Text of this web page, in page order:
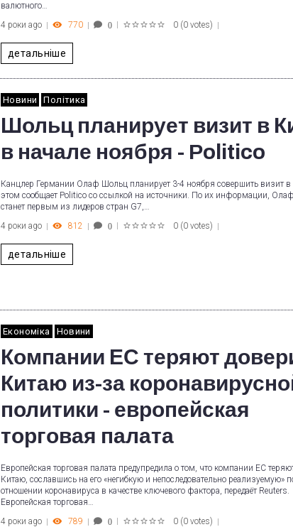
валютного…
4 роки ago
770 0 0 (0 votes)
детальніше
Новини Політика
Шольц планирует визит в
в начале ноября - Politico
Канцлер Германии Олаф Шольц планирует 3-4 ноября совершить визит
этом сообщает Politico со ссылкой на источники. По их информации,
станет первым из лидеров стран G7,…
4 роки ago
812 0 0 (0 votes)
детальніше
Економіка Новини
Компании ЕС теряют
Китаю из-за
политики - европейская
торговая палата
Европейская торговая палата предупредила о том, что компании ЕС
Китаю, сославшись на его «негибкую и непоследовательно реализуемую»
отношении коронавируса в качестве ключевого фактора, передаёт Reuters.
Европейская торговая…
4 роки ago
789 0 0 (0 votes)